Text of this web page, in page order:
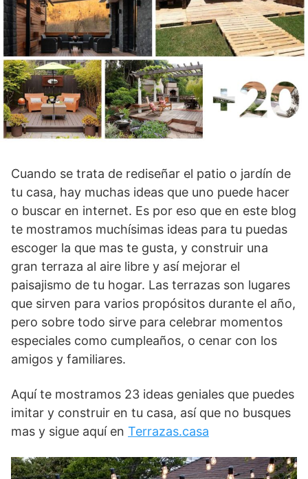
Cuando se trata de rediseñar el patio o jardín de
tu casa, hay muchas ideas que uno puede hacer
o buscar en internet. Es por eso que en este blog
te mostramos muchísimas ideas para tu puedas
escoger la que mas te gusta, y construir una
gran terraza al aire libre y así mejorar el
paisajismo de tu hogar. Las terrazas son lugares
que sirven para varios propósitos durante el año,
pero sobre todo sirve para celebrar momentos
especiales como cumpleaños, o cenar con los
amigos y familiares.
Aquí te mostramos 23 ideas geniales que puedes
imitar y construir en tu casa, así que no busques
mas y sigue aquí en Terrazas.casa